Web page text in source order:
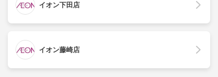
イオン下田店
イオン藤崎店